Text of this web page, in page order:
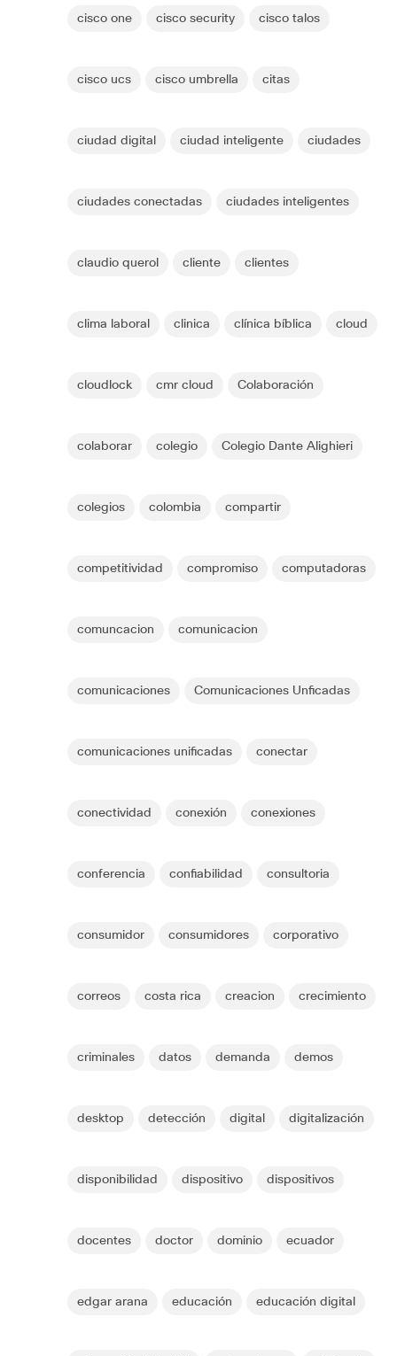
cisco one cisco security cisco talos
cisco ucs cisco umbrella citas
ciudad digital ciudad inteligente ciudades
ciudades conectadas ciudades inteligentes
claudio querol cliente clientes
clima laboral clinica clínica bíblica cloud
cloudlock cmr cloud Colaboración
colaborar colegio Colegio Dante Alighieri
colegios colombia compartir
competitividad compromiso computadoras
comuncacion comunicacion
comunicaciones Comunicaciones Unficadas
comunicaciones unificadas conectar
conectividad conexión conexiones
conferencia confiabilidad consultoria
consumidor consumidores corporativo
correos costa rica creacion crecimiento
criminales datos demanda demos
desktop detección digital digitalización
disponibilidad dispositivo dispositivos
docentes doctor dominio ecuador
edgar arana educación educación digital